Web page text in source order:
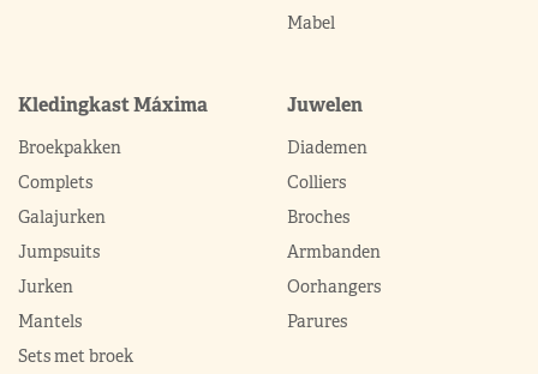
Mabel
Kledingkast Máxima
Broekpakken
Complets
Galajurken
Jumpsuits
Jurken
Mantels
Sets met broek
Juwelen
Diademen
Colliers
Broches
Armbanden
Oorhangers
Parures